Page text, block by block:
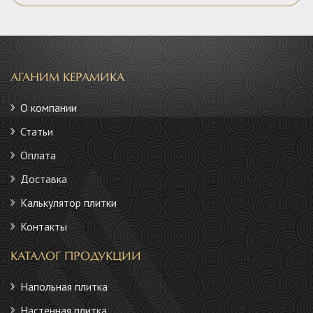
АГАНИМ КЕРАМИКА
О компании
Статьи
Оплата
Доставка
Калькулятор плитки
Контакты
КАТАЛОГ ПРОДУКЦИИ
Напольная плитка
Настенная плитка